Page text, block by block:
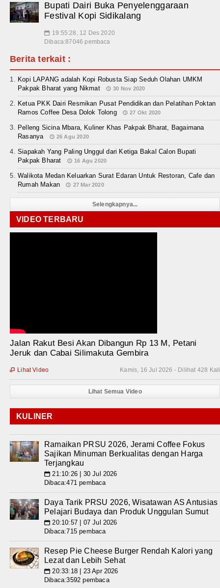
Bupati Dairi Buka Penyelenggaraan
Festival Kopi Sidikalang
📅 19:55:28, 12 Des 2020
Dibaca:87046 pembaca
Berita terkait :
Kopi LAPANG adalah Kopi Robusta Siap Seduh Olahan UMKM
Pakpak Bharat yang Nikmat
30 Nov 2020
Ketua PKK Dairi Resmikan Pusat Pendidikan dan Pelatihan Poktan
Ramos Coffee Desa Dolok Tolong
27 Okt 2020
Pelleng Sicina Mbara, Kuliner Khas Pakpak Bharat, Bagaimana
Rasanya
26 Agu 2020
Siapakah Yang Paling Unggul dari Ketiga Bakal Calon Bupati
Pakpak Bharat
16 Agu 2020
Walikota Medan Keluarkan Surat Edaran Untuk Restoran, Cafe dan
Rumah Makan
27 Mar 2020
Selengkapnya...
VIDEO TERBARU
Jalan Rakut Besi Akan Dibangun Rp 13 M, Petani
Jeruk dan Cabai Silimakuta Gembira
Kamis, 16 Jul 2026 - Dilihat 428 Kali
 Lihat Video
Lihat Semua Video
KULINER
Ramaikan PRSU 2026, Jerami Coffee Fokus
Sajikan Minuman Berkualitas dengan Harga
Terjangkau
📅 21:10:26 | 30 Jul 2026
Dibaca:471 pembaca
Daya Tarik PRSU 2026, Wisatawan AS Antusias
Pelajari Budaya dan Produk Unggulan Sumut
📅 20:10:57 | 07 Jul 2026
Dibaca:715 pembaca
Resep Pie Cheese Burger Rendah Kalori yang
Lezat dan Lebih Sehat
📅 20:33:18 | 23 Apr 2026
Dibaca:3592 pembaca